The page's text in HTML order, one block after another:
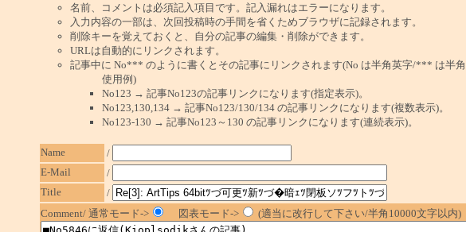
名前、コメントは必須記入項目です。記入漏れはエラーになります。
入力内容の一部は、次回投稿時の手間を省くためブラウザに記録されます。
削除キーを覚えておくと、自分の記事の編集・削除ができます。
URLは自動的にリンクされます。
記事中に No*** のように書くとその記事にリンクされます(No は半角英字/*** は半角
使用例)
No123 → 記事No123の記事リンクになります(指定表示)。
No123,130,134 → 記事No123/130/134 の記事リンクになります(複数表示)。
No123-130 → 記事No123～130 の記事リンクになります(連続表示)。
Name
/
E-Mail
/
Title
/
Comment/ 通常モード->
図表モード-> (適当に改行して下さい/半角10000文字以内)